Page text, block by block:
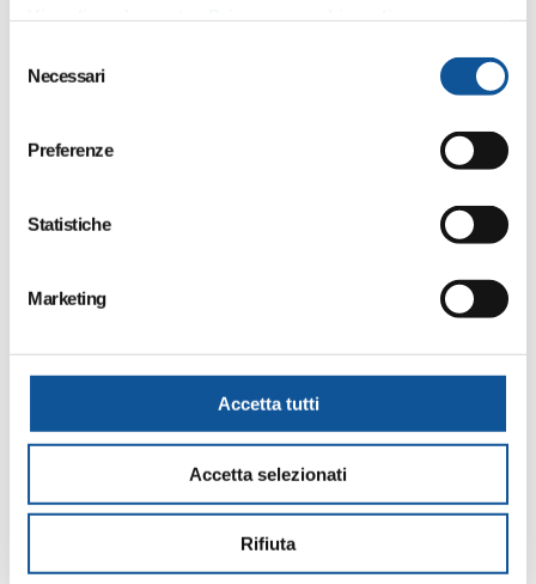
Necessari
Preferenze
Statistiche
Marketing
Accetta tutti
Accetta selezionati
Rifiuta
Bandi e gare archiviati
admin